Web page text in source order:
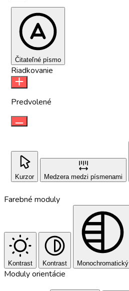
Čitateľné písmo
Riadkovanie
Predvolené
Kurzor Medzera medzi písmenami
Farebné moduly
Kontrast Kontrast Monochromatický
Moduly orientácie